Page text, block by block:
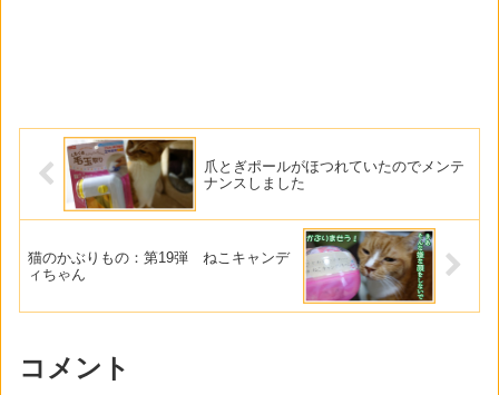
爪とぎポールがほつれていたのでメンテ
ナンスしました
猫のかぶりもの：第19弾 ねこキャンデ
ィちゃん
コメント